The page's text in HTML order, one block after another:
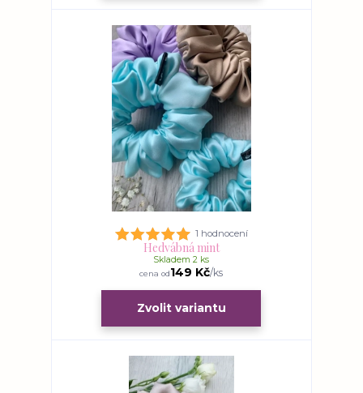
1 hodnocení
Hedvábná mint
cena od149 Kč/ks
Skladem 2 ks
Zvolit variantu